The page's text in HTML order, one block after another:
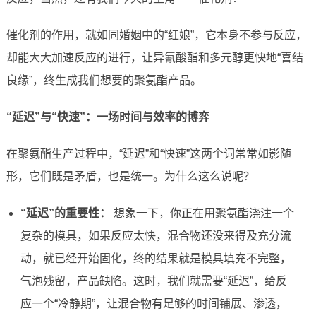
催化剂的作用，就如同婚姻中的“红娘”，它本身不参与反应，
却能大大加速反应的进行，让异氰酸酯和多元醇更快地“喜结
良缘”，终生成我们想要的聚氨酯产品。
“延迟”与“快速”：一场时间与效率的博弈
在聚氨酯生产过程中，“延迟”和“快速”这两个词常常如影随
形，它们既是矛盾，也是统一。为什么这么说呢？
“延迟”的重要性：
想象一下，你正在用聚氨酯浇注一个
复杂的模具，如果反应太快，混合物还没来得及充分流
动，就已经开始固化，终的结果就是模具填充不完整，
气泡残留，产品缺陷。这时，我们就需要“延迟”，给反
应一个“冷静期”，让混合物有足够的时间铺展、渗透，